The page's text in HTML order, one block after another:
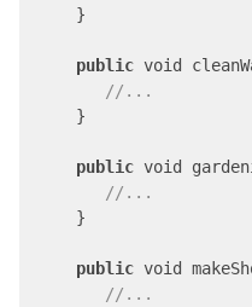
     }
public void
//...
     }
public void
//...
     }
public void
//...